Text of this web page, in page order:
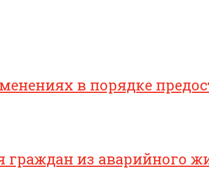
в порядке
граждан из аварийного